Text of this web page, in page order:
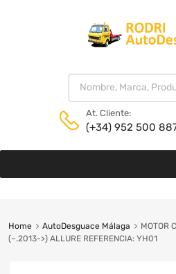
At. Cliente:
(+34) 952 500
Home AutoDesguace Málaga
MOTOR
(–.2013->) ALLURE REFERENCIA: YH01